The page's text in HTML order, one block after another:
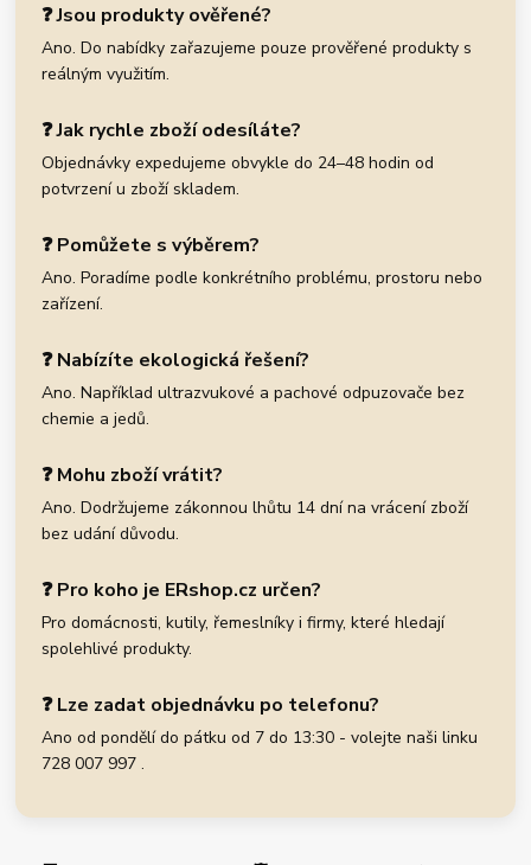
❓ Jsou produkty ověřené?
Ano. Do nabídky zařazujeme pouze prověřené produkty s
reálným využitím.
❓ Jak rychle zboží odesíláte?
Objednávky expedujeme obvykle do 24–48 hodin od
potvrzení u zboží skladem.
❓ Pomůžete s výběrem?
Ano. Poradíme podle konkrétního problému, prostoru nebo
zařízení.
❓ Nabízíte ekologická řešení?
Ano. Například ultrazvukové a pachové odpuzovače bez
chemie a jedů.
❓ Mohu zboží vrátit?
Ano. Dodržujeme zákonnou lhůtu 14 dní na vrácení zboží
bez udání důvodu.
❓ Pro koho je ERshop.cz určen?
Pro domácnosti, kutily, řemeslníky i firmy, které hledají
spolehlivé produkty.
❓ Lze zadat objednávku po telefonu?
Ano od pondělí do pátku od 7 do 13:30 - volejte naši linku
728 007 997 .